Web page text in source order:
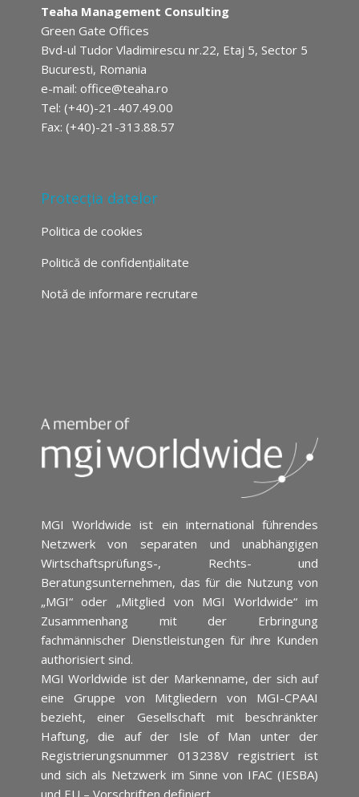
Teaha Management Consulting
Green Gate Offices
Bvd-ul Tudor Vladimirescu nr.22, Etaj 5, Sector 5
Bucuresti, Romania
e-mail: office@teaha.ro
Tel: (+40)-21-407.49.00
Fax: (+40)-21-313.88.57
Protecția datelor
Politica de cookies
Politică de confidențialitate
Notă de informare recrutare
MGI Worldwide ist ein international führendes
Netzwerk von separaten und unabhängigen
Wirtschaftsprüfungs-, Rechts- und
Beratungsunternehmen, das für die Nutzung von
„MGI“ oder „Mitglied von MGI Worldwide“ im
Zusammenhang mit der Erbringung
fachmännischer Dienstleistungen für ihre Kunden
authorisiert sind.
MGI Worldwide ist der Markenname, der sich auf
eine Gruppe von Mitgliedern von MGI-CPAAI
bezieht, einer Gesellschaft mit beschränkter
Haftung, die auf der Isle of Man unter der
Registrierungsnummer 013238V registriert ist
und sich als Netzwerk im Sinne von IFAC (IESBA)